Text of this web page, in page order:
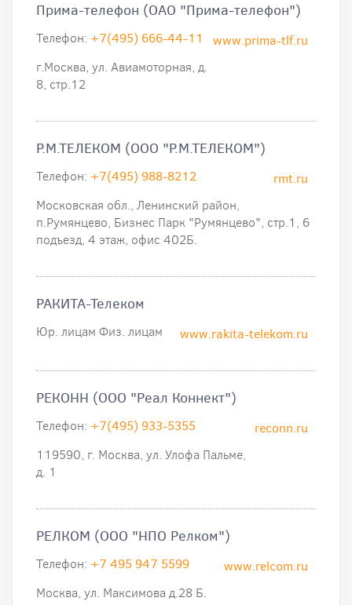
Прима-телефон (ОАО "Прима-телефон")
www.prima-tlf.ru
Телефон: +7(495) 666-44-11
г.Москва, ул. Авиамоторная, д.
8, стр.12
Р.М.ТЕЛЕКОМ (ООО "Р.М.ТЕЛЕКОМ")
rmt.ru
Телефон: +7(495) 988-8212
Московская обл., Ленинский район,
п.Румянцево, Бизнес Парк "Румянцево", стр.1, 6
подъезд, 4 этаж, офис 402Б.
РАКИТА-Телеком
www.rakita-telekom.ru
Юр. лицам Физ. лицам
РЕКОНН (ООО "Реал Коннект")
reconn.ru
Телефон: +7(495) 933-5355
119590, г. Москва, ул. Улофа Пальме,
д. 1
РЕЛКОМ (ООО "НПО Релком")
www.relcom.ru
Телефон: +7 495 947 5599
Москва, ул. Максимова д.28 Б.